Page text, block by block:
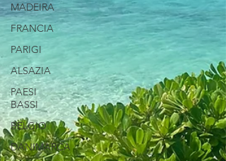
MADEIRA
FRANCIA
PARIGI
ALSAZIA
PAESI
BASSI
BELGIO
DANIMARCA